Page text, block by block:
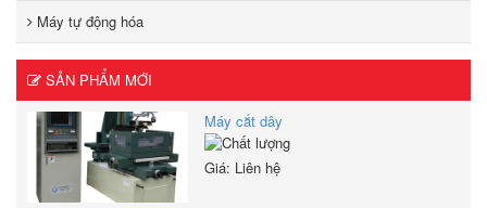
Máy tự động hóa
SẢN PHẨM MỚI
Máy cắt dây
Giá: Liên hệ